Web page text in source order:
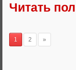
Читать
1 2 »